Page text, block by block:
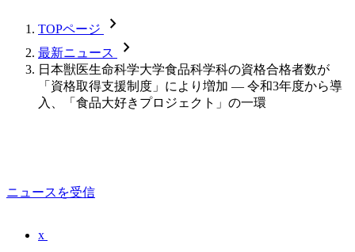
TOPページ chevron_forward
最新ニュース chevron_forward
日本獣医生命科学大学食品科学科の資格合格者数が
「資格取得支援制度」により増加 — 令和3年度から導
入、「食品大好きプロジェクト」の一環
ニュースを受信
x